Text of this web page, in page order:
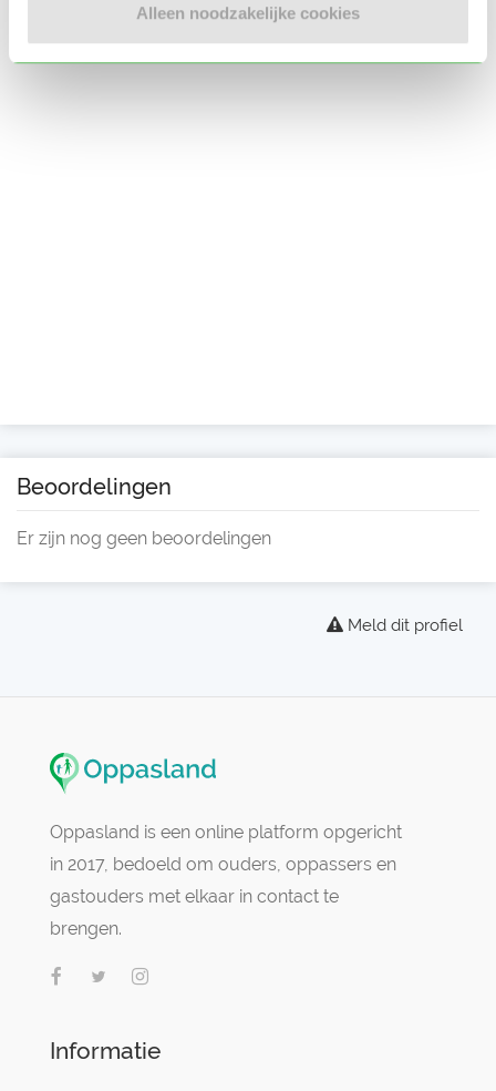
Alleen noodzakelijke cookies
Beoordelingen
Er zijn nog geen beoordelingen
Meld dit profiel
Oppasland is een online platform opgericht
in 2017, bedoeld om ouders, oppassers en
gastouders met elkaar in contact te
brengen.
Informatie